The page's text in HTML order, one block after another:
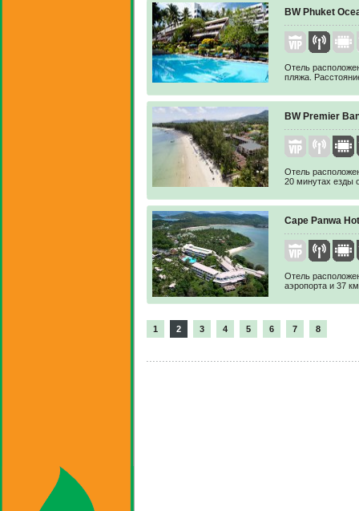
BW Phuket
Отель
пляжа.
BW Premier
Отель
20 минутах езды
Cape Panwa
Отель
аэропорта и 37
1 2 3 4 5 6 7 8